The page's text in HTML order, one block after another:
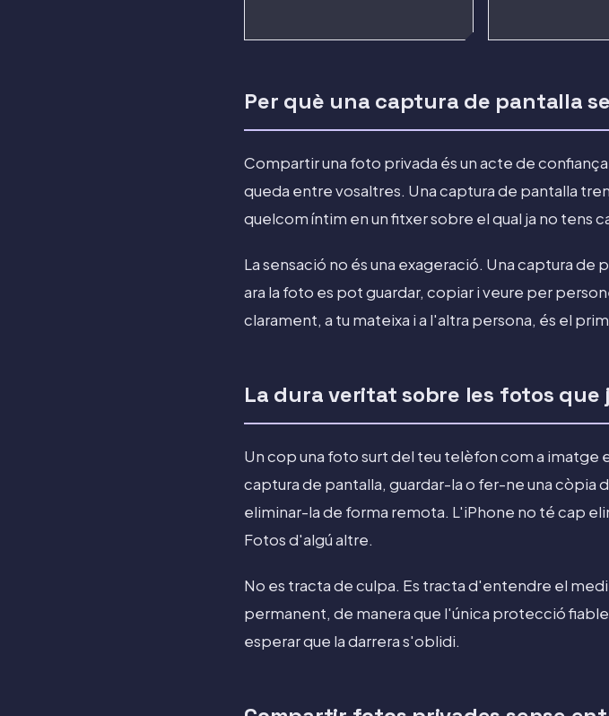
Per què una captura de pantalla
Compartir una foto privada és un acte de
queda entre vosaltres. Una captura de pantalla
quelcom íntim en un fitxer sobre el qual ja no tens
La sensació no és una exageració. Una captura de
ara la foto es pot guardar, copiar i veure per
clarament, a tu mateixa i a l'altra persona, és el
La dura veritat sobre les fotos que
Un cop una foto surt del teu telèfon com a
captura de pantalla, guardar-la o fer-ne una còpia
eliminar-la de forma remota. L'iPhone no té cap
Fotos d'algú altre.
No es tracta de culpa. Es tracta d'entendre el
permanent, de manera que l'única protecció
esperar que la darrera s'oblidi.